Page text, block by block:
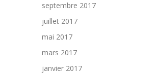
septembre 2017
juillet 2017
mai 2017
mars 2017
janvier 2017